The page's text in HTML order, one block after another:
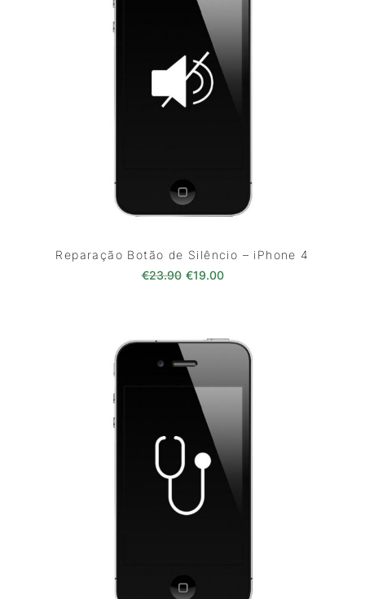
Reparação Botão de Silêncio – iPhone 4
€23.90 O preço original era: €23.90.
€19.00O preço atual é: